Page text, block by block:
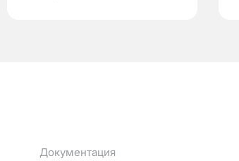
Документация